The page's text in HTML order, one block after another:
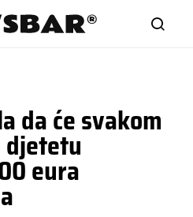
da će svakom
eura